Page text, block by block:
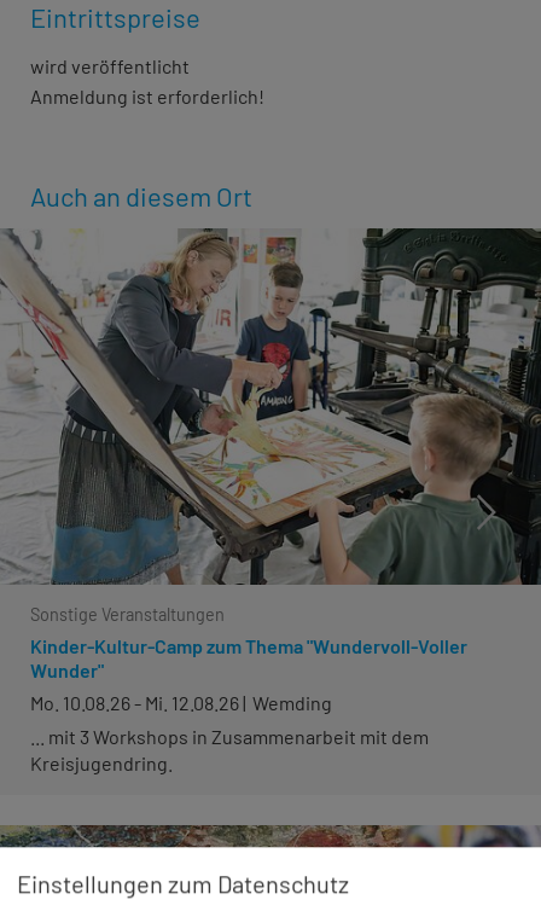
Eintrittspreise
wird veröffentlicht
Anmeldung ist erforderlich!
Auch an diesem Ort
Sonstige Veranstaltungen
Kinder-Kultur-Camp zum Thema "Wundervoll-Voller
Wunder"
Mo. 10.08.26 - Mi. 12.08.26 Wemding
... mit 3 Workshops in Zusammenarbeit mit dem
Kreisjugendring.
Einstellungen zum Datenschutz